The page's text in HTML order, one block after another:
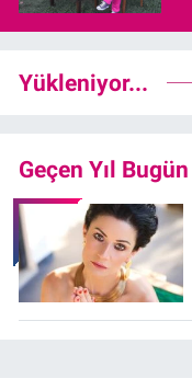
Yükleniyor...
Geçen Yıl Bugün